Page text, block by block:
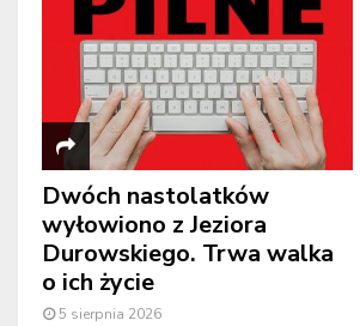
Dwóch nastolatków
wyłowiono z Jeziora
Durowskiego. Trwa walka
o ich życie
5 sierpnia 2026